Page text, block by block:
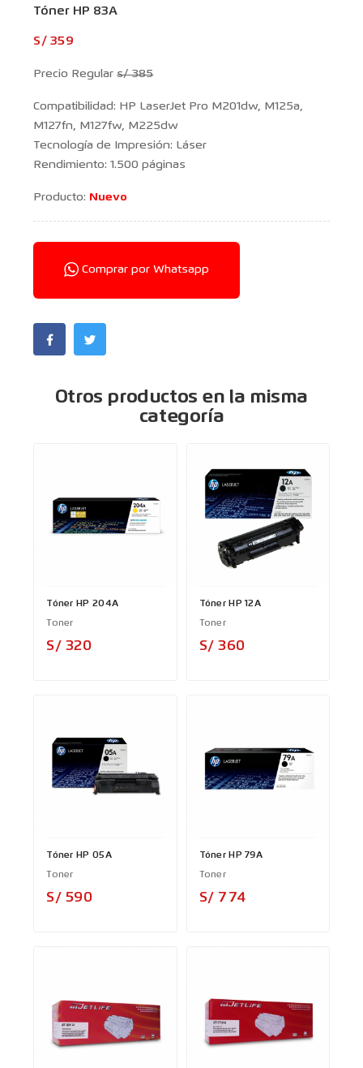
Tóner HP 83A
S/ 359
Precio Regulars/ 385
Compatibilidad: HP LaserJet Pro M201dw, M125a,
M127fn, M127fw, M225dw
Tecnología de Impresión: Láser
Rendimiento: 1.500 páginas
Producto: Nuevo
Comprar por Whatsapp
Otros productos en la misma
categoría
Tóner HP 204A
Toner
S/ 320
Tóner HP 12A
Toner
S/ 360
Tóner HP 05A
Toner
S/ 590
Tóner HP 79A
Toner
S/ 774